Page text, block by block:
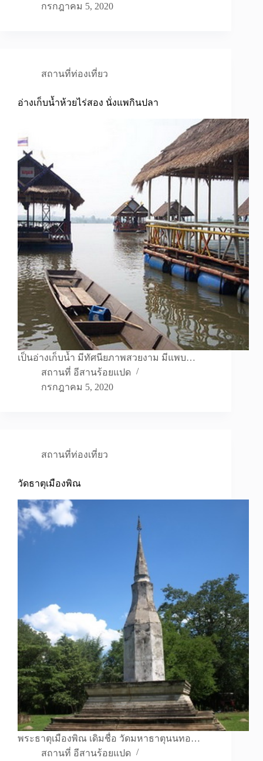
กรกฎาคม 5, 2020
สถานที่ท่องเที่ยว
อ่างเก็บน้ำห้วยไร่สอง นั่งแพกินปลา
เป็นอ่างเก็บน้ำ มีทัศนียภาพสวยงาม มีแพบ…
สถานที่ อีสานร้อยแปด
กรกฎาคม 5, 2020
สถานที่ท่องเที่ยว
วัดธาตุเมืองพิณ
พระธาตุเมืองพิณ เดิมชื่อ วัดมหาธาตุนนทอ…
สถานที่ อีสานร้อยแปด